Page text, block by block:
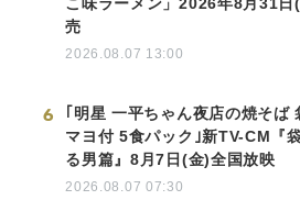
売
2026.08.07 13:00
6
｢明星 一平ちゃん夜店の焼そば
マヨ付 5食パック｣新TV-CM『
る男篇』8月7日(金)全国放映
2026.08.07 07:30